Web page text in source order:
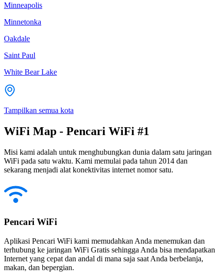
Minneapolis
Minnetonka
Oakdale
Saint Paul
White Bear Lake
Tampilkan semua kota
WiFi Map - Pencari WiFi #1
Misi kami adalah untuk menghubungkan dunia dalam satu jaringan
WiFi pada satu waktu. Kami memulai pada tahun 2014 dan
sekarang menjadi alat konektivitas internet nomor satu.
Pencari WiFi
Aplikasi Pencari WiFi kami memudahkan Anda menemukan dan
terhubung ke jaringan WiFi Gratis sehingga Anda bisa mendapatkan
Internet yang cepat dan andal di mana saja saat Anda berbelanja,
makan, dan bepergian.